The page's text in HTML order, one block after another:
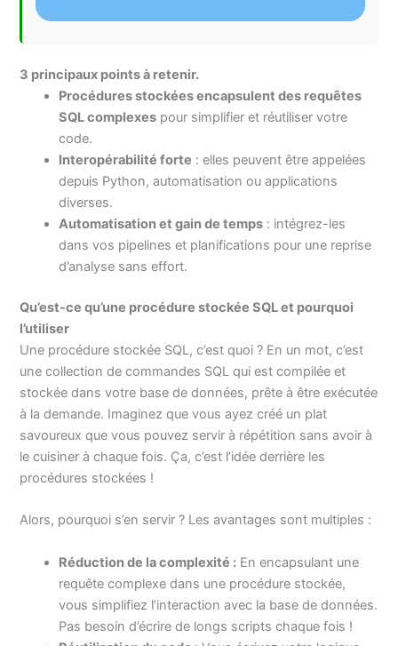
3 principaux points à retenir.
Procédures stockées encapsulent des requêtes
SQL complexes pour simplifier et réutiliser votre
code.
Interopérabilité forte : elles peuvent être appelées
depuis Python, automatisation ou applications
diverses.
Automatisation et gain de temps : intégrez-les
dans vos pipelines et planifications pour une reprise
d’analyse sans effort.
Qu’est-ce qu’une procédure stockée SQL et pourquoi
l’utiliser
Une procédure stockée SQL, c’est quoi ? En un mot, c’est
une collection de commandes SQL qui est compilée et
stockée dans votre base de données, prête à être exécutée
à la demande. Imaginez que vous ayez créé un plat
savoureux que vous pouvez servir à répétition sans avoir à
le cuisiner à chaque fois. Ça, c’est l’idée derrière les
procédures stockées !
Alors, pourquoi s’en servir ? Les avantages sont multiples :
Réduction de la complexité : En encapsulant une
requête complexe dans une procédure stockée,
vous simplifiez l’interaction avec la base de données.
Pas besoin d’écrire de longs scripts chaque fois !